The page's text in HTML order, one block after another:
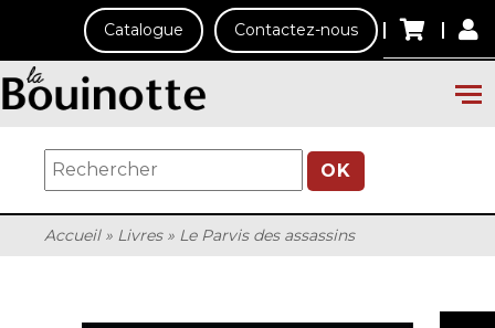
Catalogue Contactez-nous
OK
Accueil» Livres» Le Parvis des assassins